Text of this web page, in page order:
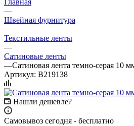
—
Швейная фурнитура
—
Текстильные ленты
—
Сатиновые ленты
—Сатиновая лента темно-серая 10
Артикул: B219138
Нашли дешевле?
Самовывоз сегодня - бесплатно